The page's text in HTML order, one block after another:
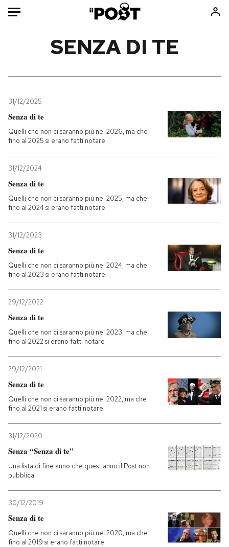
Mondo
Politica
Tecnologia
Internet
Scienza
Economia
Sport
Consumismi
Storie/Idee
Media
Mondiali calcio 2026
PODCAST
I MIEI PREFERITI
CALENDARIO
Entra
SENZA DI TE
31/12/2025
Senza di te
Quelli che non ci saranno più nel 2026, ma che
fino al 2025 si erano fatti notare
31/12/2024
Senza di te
Quelli che non ci saranno più nel 2025, ma che
fino al 2024 si erano fatti notare
31/12/2023
Senza di te
Quelli che non ci saranno più nel 2024, ma che
fino al 2023 si erano fatti notare
29/12/2022
Senza di te
Quelli che non ci saranno più nel 2023, ma che
fino al 2022 si erano fatti notare
29/12/2021
Senza di te
Quelli che non ci saranno più nel 2022, ma che
fino al 2021 si erano fatti notare
31/12/2020
Senza “Senza di te”
Una lista di fine anno che quest'anno il Post non
pubblica
30/12/2019
Senza di te
Quelli che non ci saranno più nel 2020, ma che
fino al 2019 si erano fatti notare